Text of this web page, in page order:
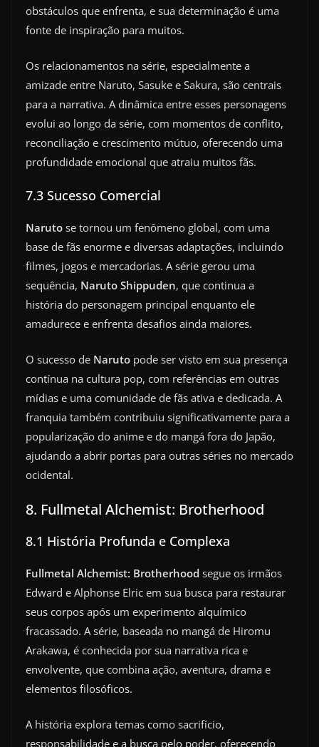
obstáculos que enfrenta, e sua determinação é uma
fonte de inspiração para muitos.
Os relacionamentos na série, especialmente a
amizade entre Naruto, Sasuke e Sakura, são centrais
para a narrativa. A dinâmica entre esses personagens
evolui ao longo da série, com momentos de conflito,
reconciliação e crescimento mútuo, oferecendo uma
profundidade emocional que atraiu muitos fãs.
7.3 Sucesso Comercial
Naruto se tornou um fenômeno global, com uma
base de fãs enorme e diversas adaptações, incluindo
filmes, jogos e mercadorias. A série gerou uma
sequência, Naruto Shippuden, que continua a
história do personagem principal enquanto ele
amadurece e enfrenta desafios ainda maiores.
O sucesso de Naruto pode ser visto em sua presença
contínua na cultura pop, com referências em outras
mídias e uma comunidade de fãs ativa e dedicada. A
franquia também contribuiu significativamente para a
popularização do anime e do mangá fora do Japão,
ajudando a abrir portas para outras séries no mercado
ocidental.
8. Fullmetal Alchemist: Brotherhood
8.1 História Profunda e Complexa
Fullmetal Alchemist: Brotherhood segue os irmãos
Edward e Alphonse Elric em sua busca para restaurar
seus corpos após um experimento alquímico
fracassado. A série, baseada no mangá de Hiromu
Arakawa, é conhecida por sua narrativa rica e
envolvente, que combina ação, aventura, drama e
elementos filosóficos.
A história explora temas como sacrifício,
responsabilidade e a busca pelo poder, oferecendo